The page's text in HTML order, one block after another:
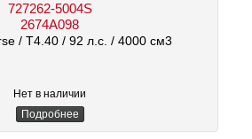
727262-5004S
2674A098
/ T4.40 / 92 л.с. / 4000 см3
Нет в наличии
Подробнее